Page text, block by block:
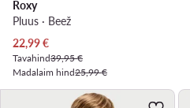
Roxy
Pluus · Beež
Praegune hind
22,99€
Tavahind39,95 €
Madalaim hind25,99 €